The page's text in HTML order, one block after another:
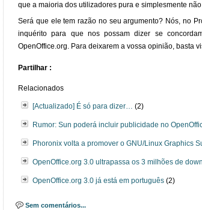
que a maioria dos utilizadores pura e simplesmente
Será que ele tem razão no seu argumento? Nós, no
inquérito para que nos possam dizer se
OpenOffice.org. Para deixarem a vossa opinião, basta
Partilhar :
Relacionados
[Actualizado] É só para dizer… (2)
Rumor: Sun poderá incluir publicidade no
Phoronix volta a promover o GNU/Linux Graphics
OpenOffice.org 3.0 ultrapassa os 3 milhões de
OpenOffice.org 3.0 já está em português (2)
Sem comentários...